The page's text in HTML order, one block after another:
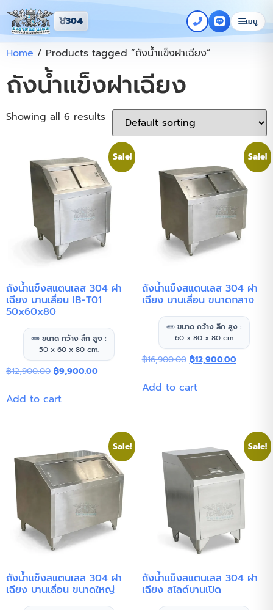
304 เมนู
Home / Products tagged “ถังน้ำแข็งฝาเฉียง”
ถังน้ำแข็งฝาเฉียง
Showing all 6 results
Sale!
ถังน้ำแข็งสแตนเลส 304 ฝา
เฉียง บานเลื่อน IB-T01
50x60x80
ขนาด กว้าง ลึก สูง :
50 x 60 x 80 cm.
฿12,900.00 ฿9,900.00
Add to cart
Sale!
ถังน้ำแข็งสแตนเลส 304 ฝา
เฉียง บานเลื่อน ขนาดกลาง
ขนาด กว้าง ลึก สูง :
60 x 80 x 80 cm
฿16,900.00 ฿12,900.00
Add to cart
Sale!
ถังน้ำแข็งสแตนเลส 304 ฝา
เฉียง บานเลื่อน ขนาดใหญ่
Sale!
ถังน้ำแข็งสแตนเลส 304 ฝา
เฉียง สไลด์บานเปิด